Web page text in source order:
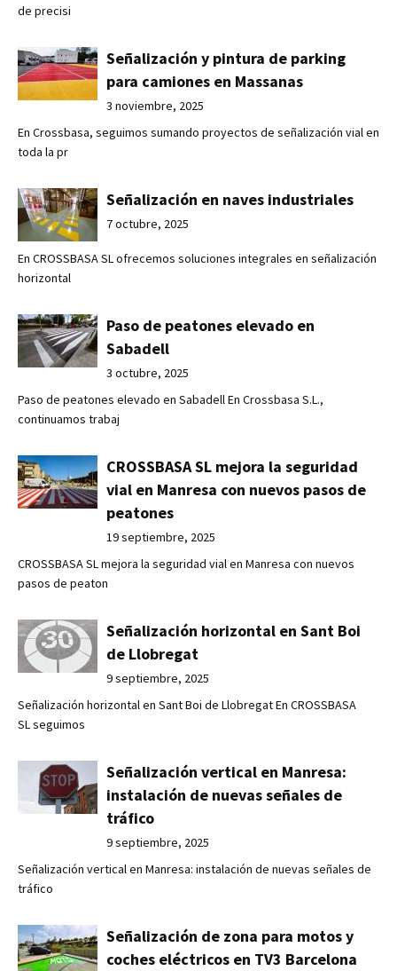
de precisi
Señalización y pintura de parking
para camiones en Massanas
3 noviembre, 2025
En Crossbasa, seguimos sumando proyectos de señalización vial en
toda la pr
Señalización en naves industriales
7 octubre, 2025
En CROSSBASA SL ofrecemos soluciones integrales en señalización
horizontal
Paso de peatones elevado en
Sabadell
3 octubre, 2025
Paso de peatones elevado en Sabadell En Crossbasa S.L.,
continuamos trabaj
CROSSBASA SL mejora la seguridad
vial en Manresa con nuevos pasos de
peatones
19 septiembre, 2025
CROSSBASA SL mejora la seguridad vial en Manresa con nuevos
pasos de peaton
Señalización horizontal en Sant Boi
de Llobregat
9 septiembre, 2025
Señalización horizontal en Sant Boi de Llobregat En CROSSBASA
SL seguimos
Señalización vertical en Manresa:
instalación de nuevas señales de
tráfico
9 septiembre, 2025
Señalización vertical en Manresa: instalación de nuevas señales de
tráfico
Señalización de zona para motos y
coches eléctricos en TV3 Barcelona